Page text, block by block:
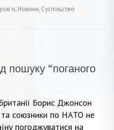
, Новини, Суспільство
пошуку “поганого
Борис Джонсон
союзники по НАТО не
погоджуватися на